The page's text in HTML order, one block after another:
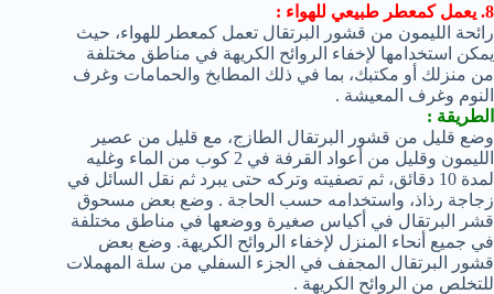
8. يعمل كمعطر طبيعي للهواء :
رائحة الليمون من قشور البرتقال تعمل كمعطر للهواء، حيث
يمكن استخدامها لإخفاء الروائح الكريهة في مناطق مختلفة
من منزلك أو مكتبك، بما في ذلك المطابخ والحمامات وغرف
النوم وغرف المعيشة .
الطريقة :
وضع قليل من قشور البرتقال الطازج، مع قليل من عصير
الليمون وقليل من أعواد القرفة في 2 كوب من الماء وغليه
لمدة 10 دقائق، ثم تصفيته وتركه حتى يبرد ثم نقل السائل في
زجاجة رذاذ، واستخدامه حسب الحاجة . وضع بعض مسحوق
قشر البرتقال في أكياس صغيرة ووضعها في مناطق مختلفة
في جميع أنحاء المنزل لإخفاء الروائح الكريهة. وضع بعض
قشور البرتقال المجفف في الجزء السفلي من سلة المهملات
للتخلص من الروائح الكريهة .